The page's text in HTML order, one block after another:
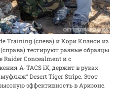
Training (слева) и Кори Клэнси из
тестируют разные образцы
Concealment и с
A-TACS iX, держит в руках
Desert Tiger Stripe. Этот
эффективность в Аризоне.